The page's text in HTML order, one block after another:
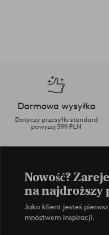
Darmowa wysyłka
Dotyczy przesyłki standard
powyżej 599 PLN
Nowość?
na
Jako klient jesteś
mnóstwem inspiracji.